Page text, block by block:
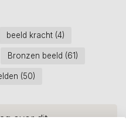
beeld kracht (4)
Bronzen beeld (61)
(50)
over dit